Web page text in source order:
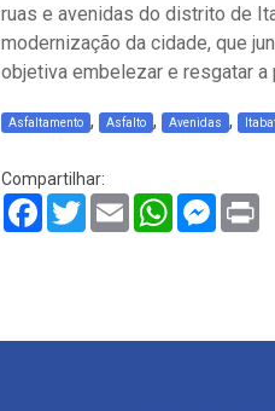
ruas e avenidas do distrito de
modernização da cidade, que
objetiva embelezar e resgatar
Asfaltamento , Asfalto , Avenidas ,
Compartilhar:
Facebook
TwitterEmail WhatsApp